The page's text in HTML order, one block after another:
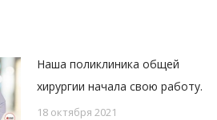
Наша поликлиника общей
хирургии начала свою работу.
18 октября 2021